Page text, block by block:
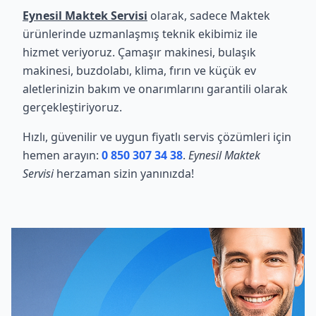
Eynesil Maktek Servisi olarak, sadece Maktek
ürünlerinde uzmanlaşmış teknik ekibimiz ile
hizmet veriyoruz. Çamaşır makinesi, bulaşık
makinesi, buzdolabı, klima, fırın ve küçük ev
aletlerinizin bakım ve onarımlarını garantili olarak
gerçekleştiriyoruz.
Hızlı, güvenilir ve uygun fiyatlı servis çözümleri için
hemen arayın: 0 850 307 34 38. Eynesil Maktek
Servisiherzaman sizin yanınızda!